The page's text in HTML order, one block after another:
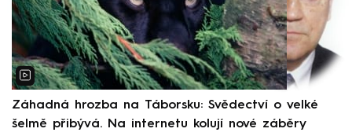
Záhadná hrozba na Táborsku: Svědectví o velké
šelmě přibývá. Na internetu kolují nové záběry